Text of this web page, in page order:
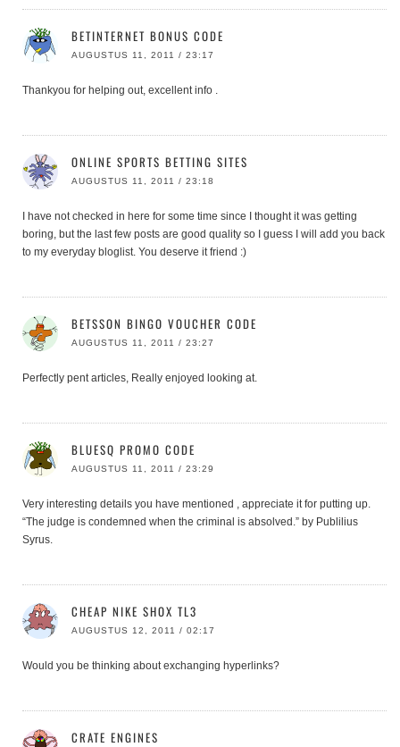
BETINTERNET BONUS CODE
AUGUSTUS 11, 2011 / 23:17
Thankyou for helping out, excellent info .
ONLINE SPORTS BETTING SITES
AUGUSTUS 11, 2011 / 23:18
I have not checked in here for some time since I thought it was getting
boring, but the last few posts are good quality so I guess I will add you back
to my everyday bloglist. You deserve it friend :)
BETSSON BINGO VOUCHER CODE
AUGUSTUS 11, 2011 / 23:27
Perfectly pent articles, Really enjoyed looking at.
BLUESQ PROMO CODE
AUGUSTUS 11, 2011 / 23:29
Very interesting details you have mentioned , appreciate it for putting up.
“The judge is condemned when the criminal is absolved.” by Publilius
Syrus.
CHEAP NIKE SHOX TL3
AUGUSTUS 12, 2011 / 02:17
Would you be thinking about exchanging hyperlinks?
CRATE ENGINES